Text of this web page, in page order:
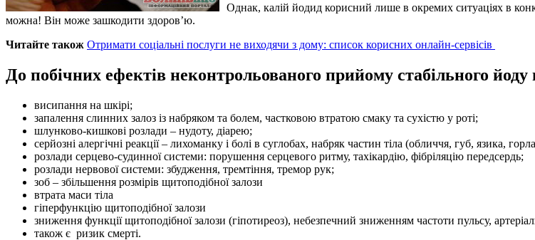
Однак, калій йодид корисний лише в окремих ситуаціях в
можна! Він може зашкодити здоров’ю.
Читайте також Отримати соціальні послуги не виходячи з дому: список корисних онлайн-сервісів
До побічних ефектів неконтрольованого прийому стабільного йоду
висипання на шкірі;
запалення слинних залоз із набряком та болем, частковою втратою смаку та сухістю у роті;
шлунково-кишкові розлади – нудоту, діарею;
серйозні алергічні реакції – лихоманку і болі в суглобах, набряк частин тіла (обличчя, губ, язика,
розлади серцево-судинної системи: порушення серцевого ритму, тахікардію, фібріляцію передсердь;
розлади нервової системи: збудження, тремтіння, тремор рук;
зоб – збільшення розмірів щитоподібної залози
втрата маси тіла
гіперфункцію щитоподібної залози
зниження функції щитоподібної залози (гіпотиреоз), небезпечний зниженням частоти пульсу,
також є ризик смерті.